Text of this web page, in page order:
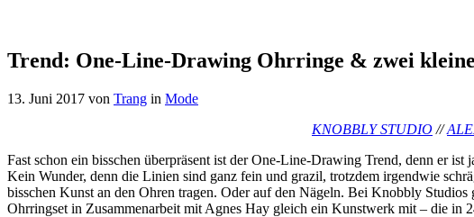
Trend: One-Line-Drawing Ohrringe & zwei
13. Juni 2017 von Trang in Mode
KNOBBLY STUDIO //
Fast schon ein bisschen überpräsent ist der One-Line-Drawing Trend, denn er
Kein Wunder, denn die Linien sind ganz fein und grazil, trotzdem irgendwie
bisschen Kunst an den Ohren tragen. Oder auf den Nägeln. Bei Knobbly
Ohrringset in Zusammenarbeit mit Agnes Hay gleich ein Kunstwerk mit – die